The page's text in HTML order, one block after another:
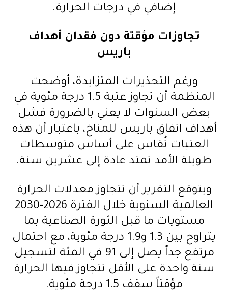
إضافي في درجات الحرارة.
تجاوزات مؤقتة دون فقدان أهداف
باريس
ورغم التحذيرات المتزايدة، أوضحت
المنظمة أن تجاوز عتبة 1.5 درجة مئوية في
بعض السنوات لا يعني بالضرورة فشل
أهداف اتفاق باريس للمناخ، باعتبار أن هذه
العتبات تُقاس على أساس متوسطات
طويلة الأمد تمتد عادة إلى عشرين سنة.
ويتوقع التقرير أن تتجاوز معدلات الحرارة
العالمية السنوية خلال الفترة 2026-2030
مستويات ما قبل الثورة الصناعية بما
يتراوح بين 1.3 و1.9 درجة مئوية، مع احتمال
مرتفع جداً يصل إلى 91 في المئة لتسجيل
سنة واحدة على الأقل تتجاوز فيها الحرارة
مؤقتاً سقف 1.5 درجة مئوية.